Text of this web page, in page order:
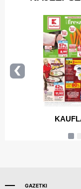
GAZETKI